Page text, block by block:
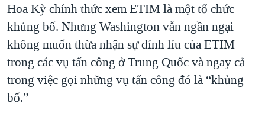
Hoa Kỳ chính thức xem ETIM là một tổ chức
khủng bố. Nhưng Washington vẫn ngần ngại
không muốn thừa nhận sự dính líu của ETIM
trong các vụ tấn công ở Trung Quốc và ngay cả
trong việc gọi những vụ tấn công đó là “khủng
bố.”